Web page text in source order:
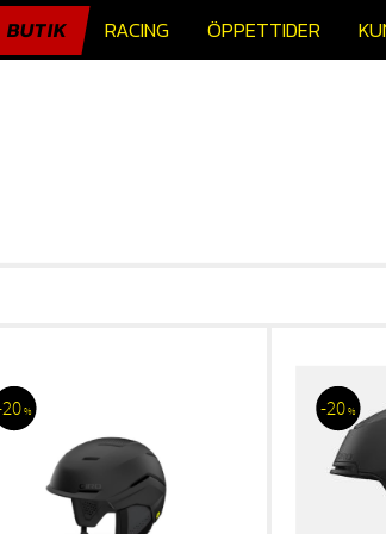
BUTIK RACING ÖPPETTIDER
20% 20 %